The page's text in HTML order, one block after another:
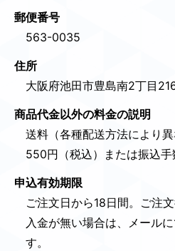
郵便番号
563-0035
住所
大阪府池田市豊島南2丁目
商品代金以外の料金の説明
送料（各種配送方法により
550円（税込）または振込手
申込有効期限
ご注文日から18日間。ご注
入金が無い場合は、メール
す。